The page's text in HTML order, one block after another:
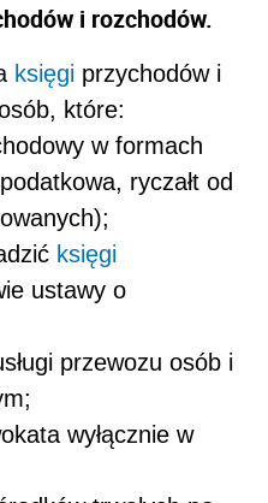
i rozchodów.
księgi przychodów i
które:
w formach
ryczałt od
księgi
ustawy o
przewozu osób i
wyłącznie w